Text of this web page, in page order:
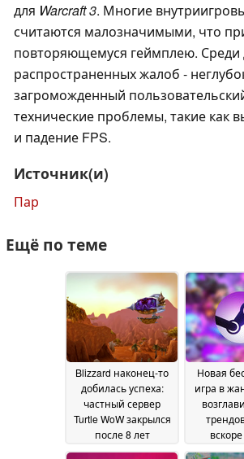
для Warcraft 3. Многие
считаются малозначимыми, что
повторяющемуся геймплею. Среди
распространенных жалоб -
загроможденный
технические проблемы, такие как
и падение FPS.
Источник(и)
Пар
Ещё по теме
Blizzard наконец-то
добилась успеха:
частный сервер
Turtle WoW закрылся
после 8 лет
непокорной работы
Новая
игра в
полного